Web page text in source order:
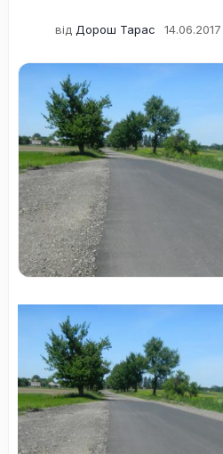
від Дорош Тарас 14.06.2017